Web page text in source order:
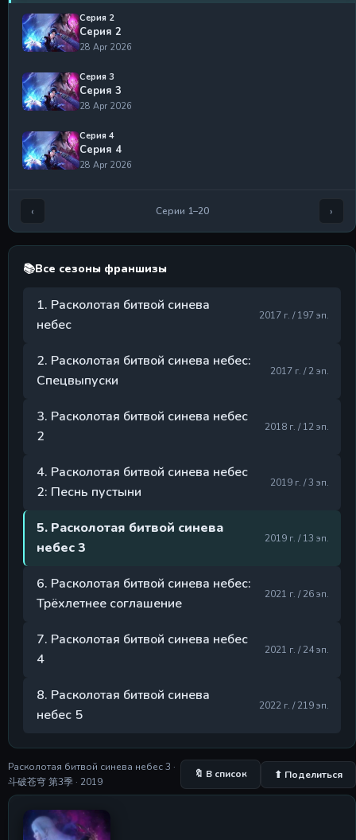
Серия 2
Серия 2
28 Apr 2026
Серия 3
Серия 3
28 Apr 2026
Серия 4
Серия 4
28 Apr 2026
Серия 6
Серия 7
Серия 8
Серия 10
Серия 10
Серия 11
28 Apr 2026
Серия 12
28 Apr 2026
‹ Серии 1–20 ›
📚Все сезоны франшизы
1. Расколотая битвой синева
небес
2017 г. / 197 эп.
2. Расколотая битвой синева небес:
Спецвыпуски
2017 г. / 2 эп.
3. Расколотая битвой синева небес
2
2018 г. / 12 эп.
4. Расколотая битвой синева небес
2: Песнь пустыни
2019 г. / 3 эп.
5. Расколотая битвой синева
небес 3
2019 г. / 13 эп.
6. Расколотая битвой синева небес:
Трёхлетнее соглашение
2021 г. / 26 эп.
7. Расколотая битвой синева небес
4
2021 г. / 24 эп.
8. Расколотая битвой синева
небес 5
2022 г. / 219 эп.
Расколотая битвой синева небес 3 ·
斗破苍穹 第3季 · 2019
🔖 В список ⬆ Поделиться